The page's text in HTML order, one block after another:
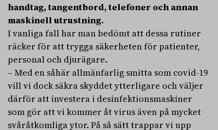
handtag, tangentbord, telefoner och annan
maskinell utrustning.
I vanliga fall har man bedömt att dessa rutiner
räcker för att trygga säkerheten för patienter,
personal och djurägare.
– Med en såhär allmänfarlig smitta som covid-19
vill vi dock säkra skyddet ytterligare och väljer
därför att investera i desinfektionsmaskiner
som gör att vi kommer åt virus även på mycket
svåråtkomliga ytor. På så sätt trappar vi upp